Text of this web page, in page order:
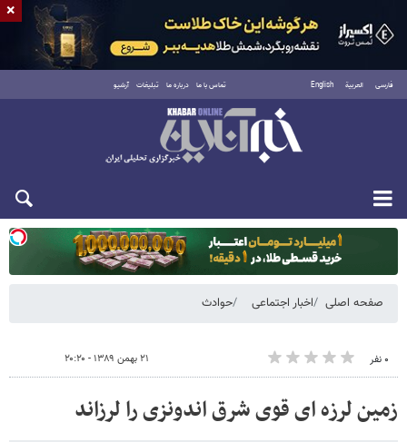
فارسی العربية English تماس با ما درباره ما تبلیغات آرشیو
یکشنبه ۱۸ مرداد ۱۴۰۵
صفحه اصلی اخبار اجتماعی حوادث
۰ نفر ۲۱ بهمن ۱۳۸۹ - ۲۰:۲۰
زمین لرزه ای قوی شرق اندونزی را لرزاند
×